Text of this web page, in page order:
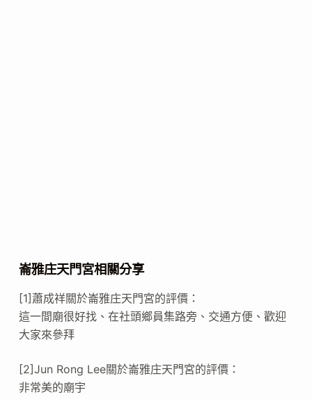
崙雅庄天門宮相關分享
[1]蕭成祥關於崙雅庄天門宮的評價：
這一間廟很好找、在社頭鄉員集路旁、交通方便、歡迎
大家來參拜
[2]Jun Rong Lee關於崙雅庄天門宮的評價：
非常美的廟宇